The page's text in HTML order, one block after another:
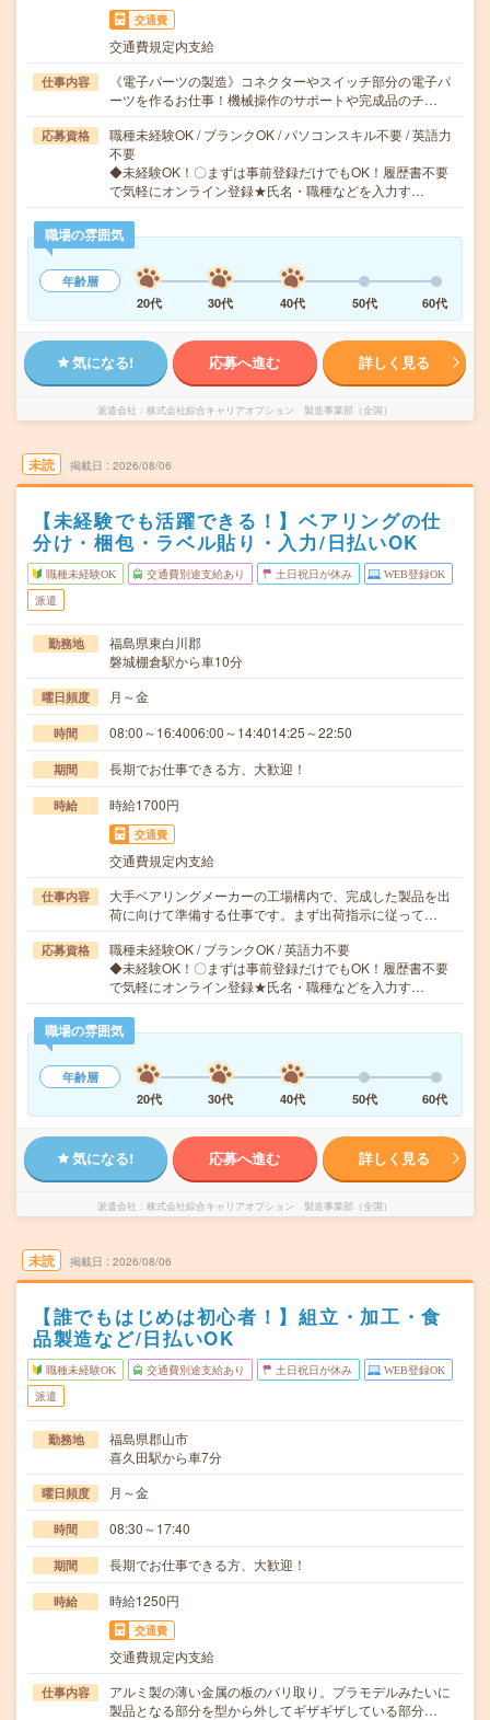
交通費
交通費規定内支給
仕事内容
《電子パーツの製造》コネクターやスイッチ部分の電子パ
ーツを作るお仕事！機械操作のサポートや完成品のチ…
応募資格
職種未経験OK / ブランクOK / パソコンスキル不要 / 英語力
不要
◆未経験OK！〇まずは事前登録だけでもOK！履歴書不要
で気軽にオンライン登録★氏名・職種などを入力す…
職場の雰囲気
年齢層
20代
30代 40代 50代 60代
気になる! 応募へ進む 詳しく見る
派遣会社 株式会社綜合キャリアオプション 製造事業部（全国）
未読 掲載日 2026/08/06
【未経験でも活躍できる！】ベアリングの仕
分け・梱包・ラベル貼り・入力/日払いOK
職種未経験OK 交通費別途支給あり 土日祝日が休み WEB登録OK
派遣
勤務地
福島県東白川郡
磐城棚倉駅から車10分
曜日頻度 月～金
時間 08:00～16:4006:00～14:4014:25～22:50
期間 長期でお仕事できる方、大歓迎！
時給 時給1700円
交通費
交通費規定内支給
仕事内容
大手ベアリングメーカーの工場構内で、完成した製品を出
荷に向けて準備する仕事です。まず出荷指示に従って…
応募資格
職種未経験OK / ブランクOK / 英語力不要
◆未経験OK！〇まずは事前登録だけでもOK！履歴書不要
で気軽にオンライン登録★氏名・職種などを入力す…
職場の雰囲気
年齢層
20代
30代 40代 50代 60代
気になる! 応募へ進む 詳しく見る
派遣会社 株式会社綜合キャリアオプション 製造事業部（全国）
未読 掲載日 2026/08/06
【誰でもはじめは初心者！】組立・加工・食
品製造など/日払いOK
職種未経験OK 交通費別途支給あり 土日祝日が休み WEB登録OK
派遣
勤務地
福島県郡山市
喜久田駅から車7分
曜日頻度 月～金
時間 08:30～17:40
期間 長期でお仕事できる方、大歓迎！
時給 時給1250円
交通費
交通費規定内支給
仕事内容
アルミ製の薄い金属の板のバリ取り。プラモデルみたいに
製品となる部分を型から外してギザギザしている部分…